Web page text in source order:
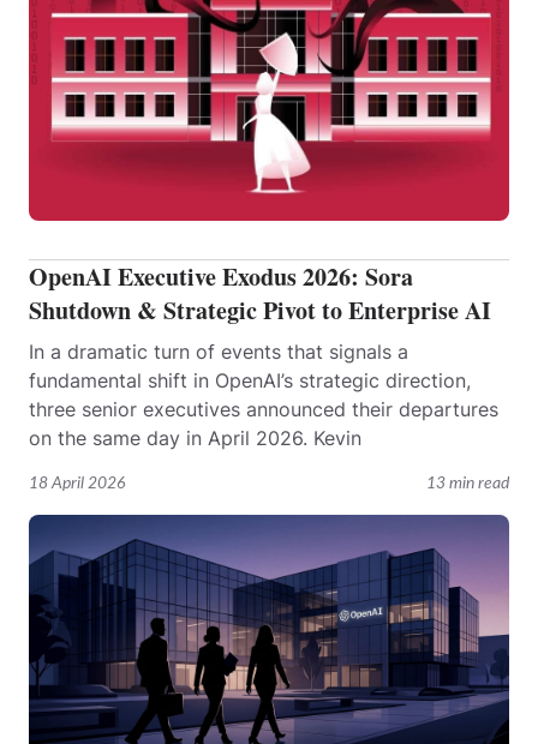
18 April 2026 13 min read
OpenAI Executive Exodus 2026: Sora
Shutdown & Strategic Pivot to Enterprise AI
In a dramatic turn of events that signals a
fundamental shift in OpenAI’s strategic direction,
three senior executives announced their departures
on the same day in April 2026. Kevin